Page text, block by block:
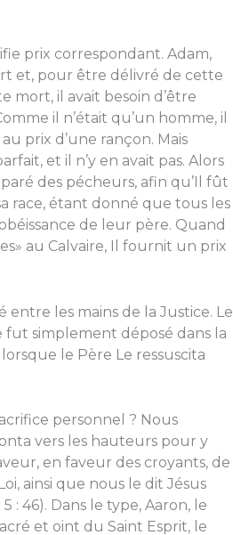
prix correspondant. Adam,
et, pour être délivré de cette
mort, il avait besoin d’être
il n’était qu’un homme, il
prix d’une rançon. Mais
et il n’y en avait pas. Alors
des pécheurs, afin qu’Il fût
race, étant donné que tous les
de leur père. Quand
au Calvaire, Il fournit un prix
entre les mains de la Justice. Le
fut simplement déposé dans la
le Père Le ressuscita
personnel ? Nous
vers les hauteurs pour y
en faveur des croyants, de
ainsi que nous le dit Jésus
: 46). Dans le type, Aaron, le
et oint du Saint Esprit, le